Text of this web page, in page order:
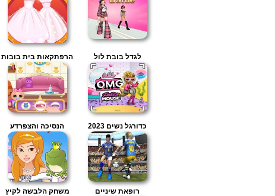
לגדל בובת לול הרפתקאות בית בובות
כדורגל נשים 2023 הנסיכה והצפרדע
רופאת שיניים משחק הלבשה לקיץ